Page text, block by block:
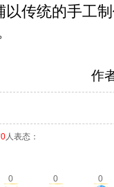
传统的手工
作
0人表态：
0 0 0